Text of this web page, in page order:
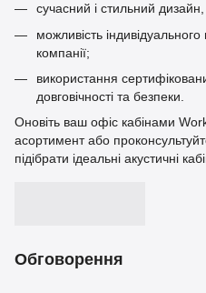
сучасний і стильний
можливість
компанії;
використання
довговічності та безпеки.
Оновіть ваш офіс кабінами
асортимент або
підібрати ідеальні акустичні
Обговорення